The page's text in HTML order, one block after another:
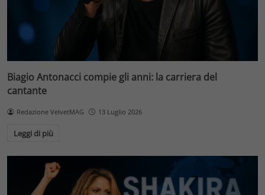
Biagio Antonacci compie gli anni: la carriera del
cantante
Redazione VelvetMAG 13 Luglio 2026
Leggi di più